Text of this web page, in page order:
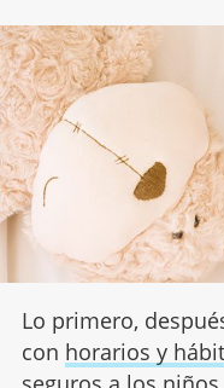
Lo primero,
con horarios y